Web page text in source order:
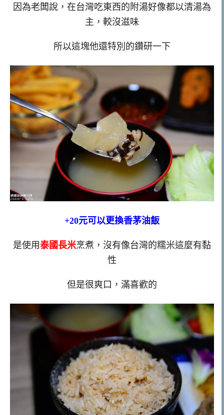
因為老闆說，在台灣吃東西的附湯好像都以清湯為
主，較沒滋味
所以這塊他還特別的鑽研一下
+20元可以更換香茅油飯
是使用泰國長米烹煮，沒有像台灣的糯米這麼有黏
性
但是很爽口，滿喜歡的